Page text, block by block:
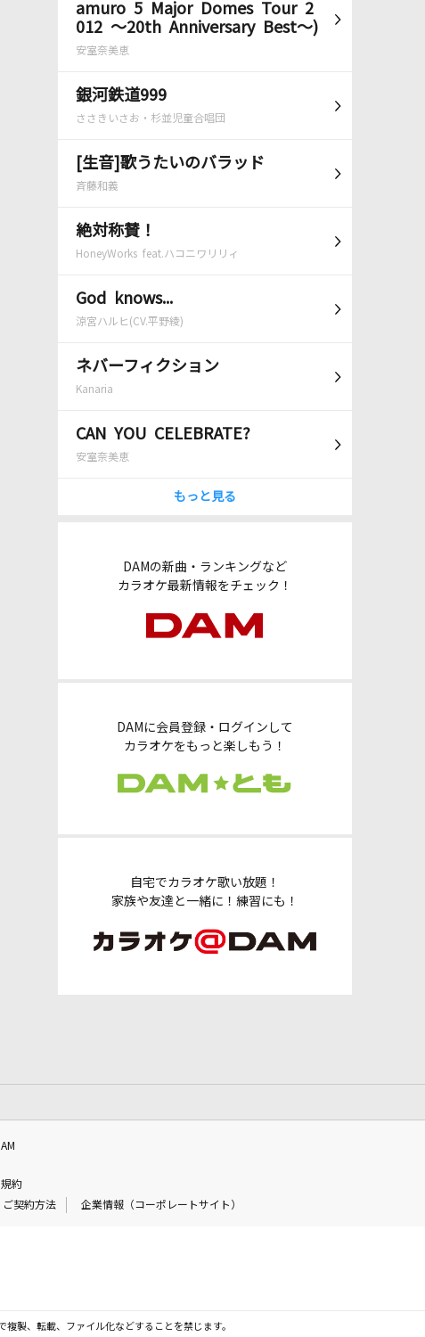
amuro 5 Major Domes Tour 2
012 ～20th Anniversary Best～)
安室奈美恵
銀河鉄道999
ささきいさお・杉並児童合唱団
[生音]歌うたいのバラッド
斉藤和義
絶対称賛！
HoneyWorks feat.ハコニワリリィ
God knows...
涼宮ハルヒ(CV.平野綾)
ネバーフィクション
Kanaria
CAN YOU CELEBRATE?
安室奈美恵
もっと見る
DAMの新曲・ランキングなど
カラオケ最新情報をチェック！
DAMに会員登録・ログインして
カラオケをもっと楽しもう！
自宅でカラオケ歌い放題！
家族や友達と一緒に！練習にも！
約
ご契約方法 企業情報（コーポレートサイト）
製、転載、ファイル化などすることを禁じます。